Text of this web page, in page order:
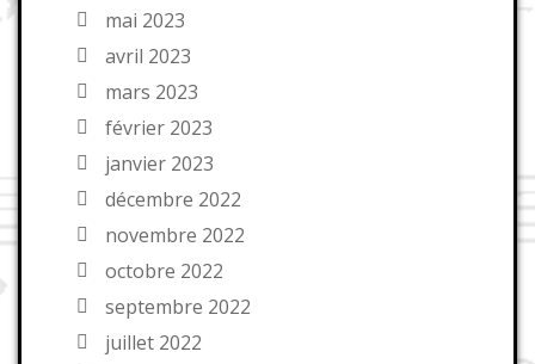
mai 2023
avril 2023
mars 2023
février 2023
janvier 2023
décembre 2022
novembre 2022
octobre 2022
septembre 2022
juillet 2022